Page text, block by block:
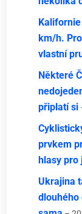
km/h.
vlastní
Některé
připlatí si
prvkem
hlasy pro
Ukrajina
dlouhého